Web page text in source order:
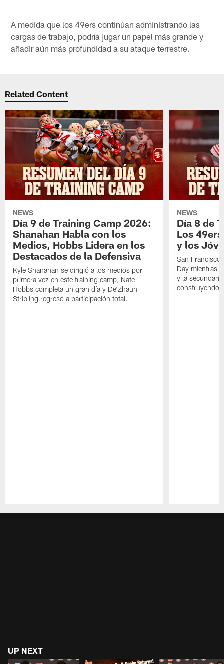
A medida que los 49ers continúan administrando las
cargas de trabajo, podría jugar un papel más grande y
añadir aún más profundidad a su ataque terrestre.
Related Content
NEWS
Día 9 de Training Camp 2026:
Shanahan Habla con los
Medios, Hobbs Lidera en los
Destacados de la Defensiva
Kyle Shanahan se dirigió a los medios por
primera vez en este training camp, Nate
Hobbs completa un gran día y De'Zhaun
Stribling regresó a participación total.
NEWS
Día 8 de
Los
y los
San
Day mientras
y la
construyendo
UP NEXT